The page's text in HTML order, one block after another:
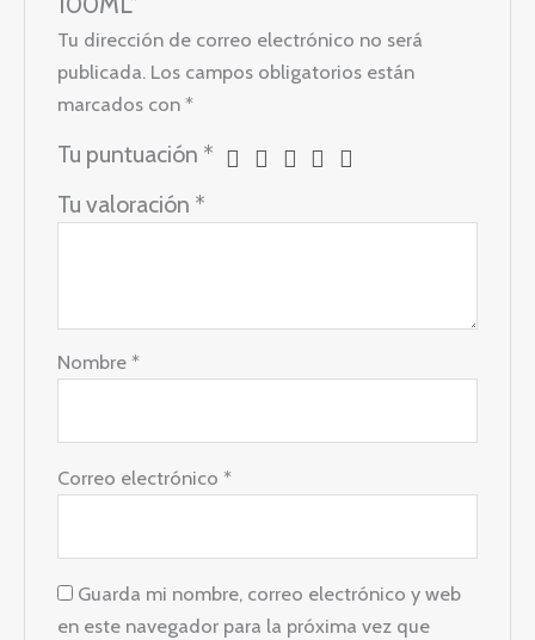
Tu dirección de correo electrónico no será
publicada. Los campos obligatorios están
marcados con*
Tu puntuación *
Tu valoración *
Nombre*
Correo electrónico*
Guarda mi nombre, correo electrónico y web
en este navegador para la próxima vez que